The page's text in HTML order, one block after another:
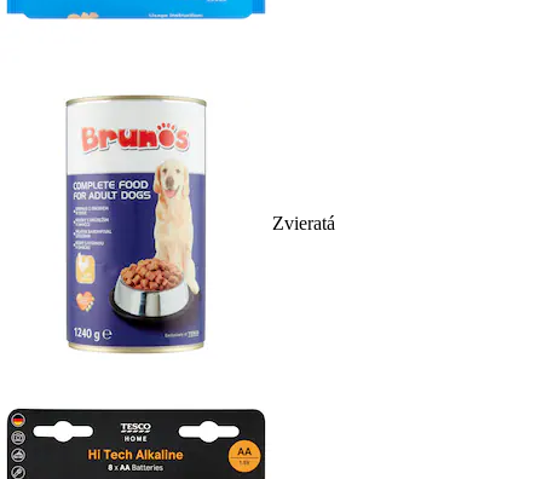
Zvieratá